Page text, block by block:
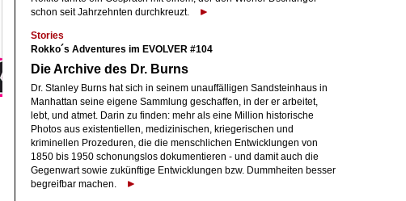
schon seit Jahrzehnten durchkreuzt.
Stories
Rokko´s Adventures im EVOLVER #104
Die Archive des Dr. Burns
Dr. Stanley Burns hat sich in seinem unauffälligen Sandsteinhaus in
Manhattan seine eigene Sammlung geschaffen, in der er arbeitet,
lebt, und atmet. Darin zu finden: mehr als eine Million historische
Photos aus existentiellen, medizinischen, kriegerischen und
kriminellen Prozeduren, die die menschlichen Entwicklungen von
1850 bis 1950 schonungslos dokumentieren - und damit auch die
Gegenwart sowie zukünftige Entwicklungen bzw. Dummheiten besser
begreifbar machen.